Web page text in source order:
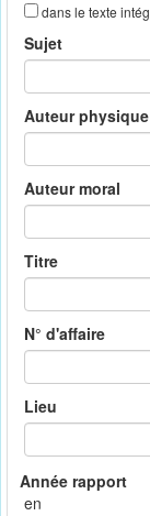
dans le texte
Sujet
Auteur physique
Auteur moral
Titre
N° d'affaire
Lieu
en